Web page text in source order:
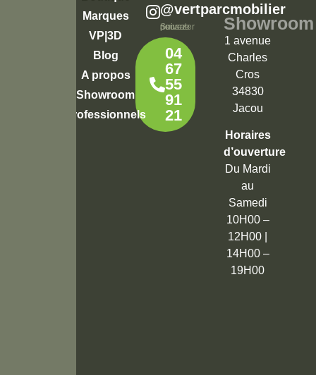
Marques
VP|3D
Blog
A propos
Showroom
Professionnels
@vertparcmobilier
Suivez-nous pour ne rien rater
04
67
55
91
21
Showroom
1 avenue
Charles
Cros
34830
Jacou
Horaires
d’ouverture
Du Mardi
au
Samedi
10H00 –
12H00 |
14H00 –
19H00